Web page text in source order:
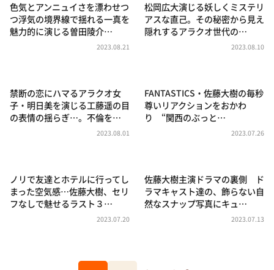
ポツンと一軒家
ザキ山小屋本館
色気とアンニュイさを漂わせつ
つ浮気の境界線で揺れる一真を
魅力的に演じる曽田陵介…
2023.08.21
松岡広大演じる妖しくミステリ
アスな直己。その秘密から見え
隠れするアラクオ世代の…
2023.08.10
禁断の恋にハマるアラクオ女
子・明日美を演じる工藤遥の目
の表情の揺らぎ…。不倫を…
2023.08.01
FANTASTICS・佐藤大樹の毎秒
尊いリアクションをおかわ
り “関西のぶっと…
2023.07.26
ノリで友達とホテルに行ってし
まった空気感…佐藤大樹、セリ
フなしで魅せるラスト３…
2023.07.20
佐藤大樹主演ドラマの裏側 ド
ラマキャスト達の、飾らない自
然なスナップ写真にキュ…
2023.07.13